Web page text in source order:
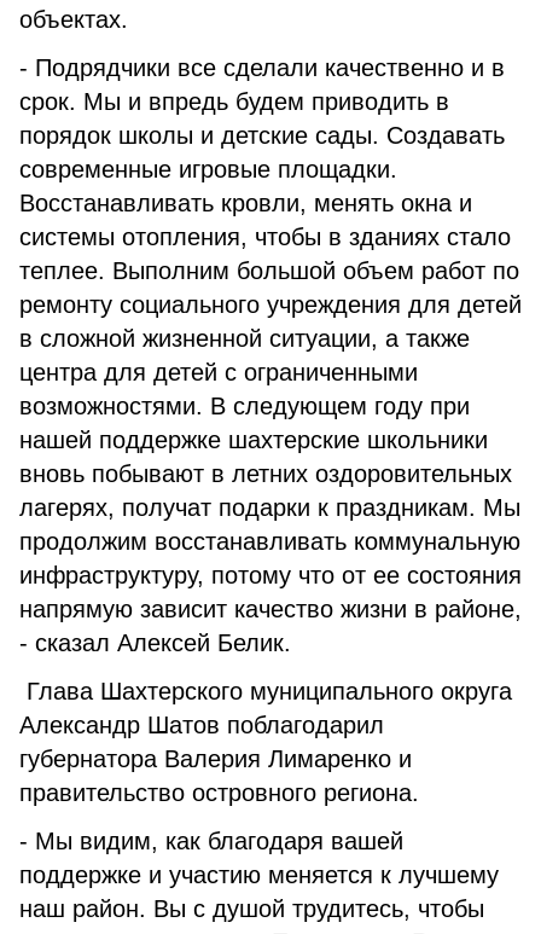
объектах.
- Подрядчики все сделали качественно и в
срок. Мы и впредь будем приводить в
порядок школы и детские сады. Создавать
современные игровые площадки.
Восстанавливать кровли, менять окна и
системы отопления, чтобы в зданиях стало
теплее. Выполним большой объем работ по
ремонту социального учреждения для детей
в сложной жизненной ситуации, а также
центра для детей с ограниченными
возможностями. В следующем году при
нашей поддержке шахтерские школьники
вновь побывают в летних оздоровительных
лагерях, получат подарки к праздникам. Мы
продолжим восстанавливать коммунальную
инфраструктуру, потому что от ее состояния
напрямую зависит качество жизни в районе,
- сказал Алексей Белик.
Глава Шахтерского муниципального округа
Александр Шатов поблагодарил
губернатора Валерия Лимаренко и
правительство островного региона.
- Мы видим, как благодаря вашей
поддержке и участию меняется к лучшему
наш район. Вы с душой трудитесь, чтобы